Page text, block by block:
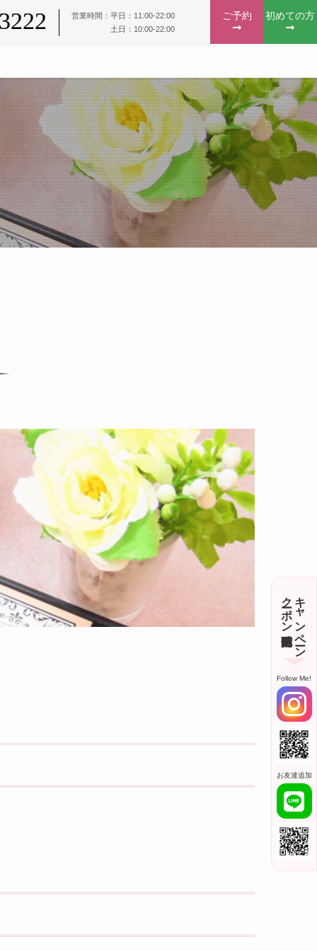
営業時間：平日：11:00-22:00
土日：10:00-22:00
ご予約 初めての方
キャンペーン
クーポン随時配信
Follow Me!
お友達追加